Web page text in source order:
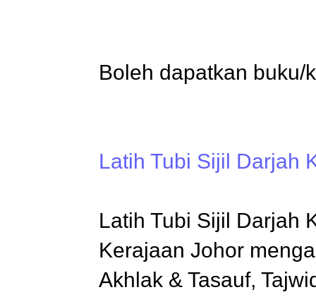
Boleh dapatkan buku/
Latih Tubi Sijil Darjah
Latih Tubi Sijil Darjah
Kerajaan Johor
Akhlak & Tasauf,